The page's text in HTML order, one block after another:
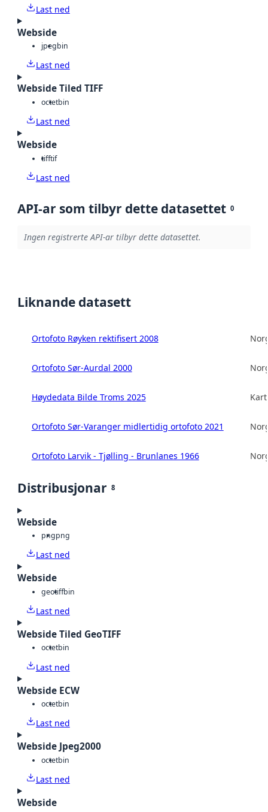
Last ned
Webside
jpegbin
Last ned
Webside Tiled TIFF
octetbin
Last ned
Webside
tifftif
Last ned
API-ar som tilbyr dette datasettet 0
Ingen registrerte API-ar tilbyr dette datasettet.
Liknande datasett
Ortofoto Røyken rektifisert 2008
Ortofoto Sør-Aurdal 2000
Høydedata Bilde Troms 2025
Ortofoto Sør-Varanger midlertidig ortofoto 2021
Ortofoto Larvik - Tjølling - Brunlanes 1966
Distribusjonar 8
Webside
pngpng
Last ned
Webside
geotiffbin
Last ned
Webside Tiled GeoTIFF
octetbin
Last ned
Webside ECW
octetbin
Last ned
Webside Jpeg2000
octetbin
Last ned
Webside